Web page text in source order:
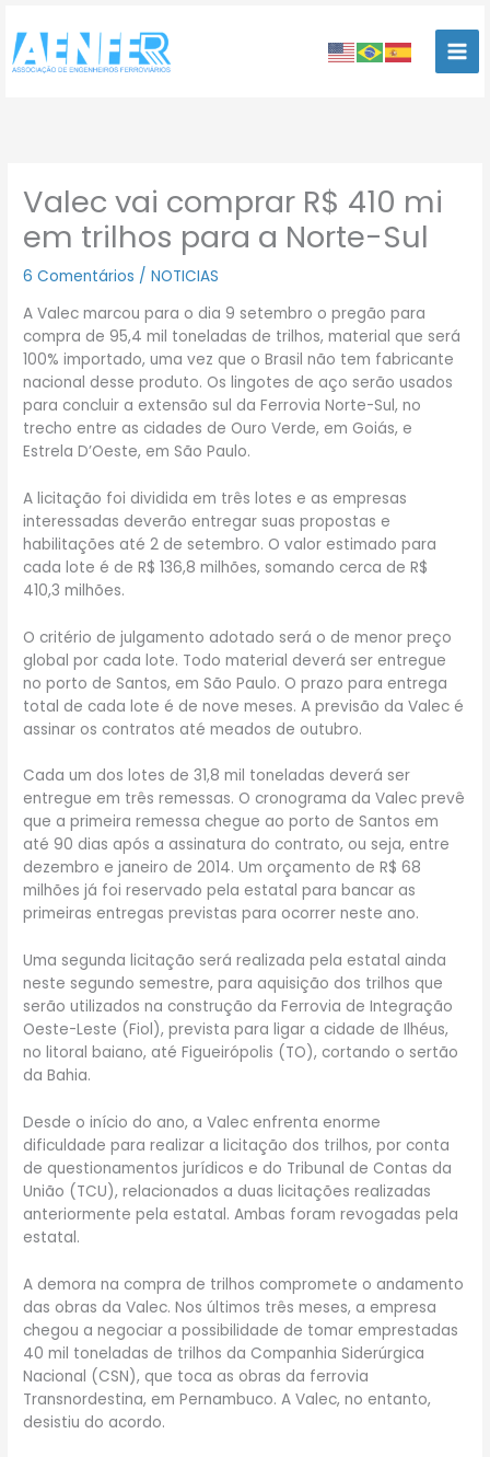
para
conteúdo
Valec vai comprar R$ 410 mi
em trilhos para a Norte-Sul
6 Comentários /NOTICIAS
A Valec marcou para o dia 9 setembro o pregão para
compra de 95,4 mil toneladas de trilhos, material que será
100% importado, uma vez que o Brasil não tem fabricante
nacional desse produto. Os lingotes de aço serão usados
para concluir a extensão sul da Ferrovia Norte-Sul, no
trecho entre as cidades de Ouro Verde, em Goiás, e
Estrela D’Oeste, em São Paulo.
A licitação foi dividida em três lotes e as empresas
interessadas deverão entregar suas propostas e
habilitações até 2 de setembro. O valor estimado para
cada lote é de R$ 136,8 milhões, somando cerca de R$
410,3 milhões.
O critério de julgamento adotado será o de menor preço
global por cada lote. Todo material deverá ser entregue
no porto de Santos, em São Paulo. O prazo para entrega
total de cada lote é de nove meses. A previsão da Valec é
assinar os contratos até meados de outubro.
Cada um dos lotes de 31,8 mil toneladas deverá ser
entregue em três remessas. O cronograma da Valec prevê
que a primeira remessa chegue ao porto de Santos em
até 90 dias após a assinatura do contrato, ou seja, entre
dezembro e janeiro de 2014. Um orçamento de R$ 68
milhões já foi reservado pela estatal para bancar as
primeiras entregas previstas para ocorrer neste ano.
Uma segunda licitação será realizada pela estatal ainda
neste segundo semestre, para aquisição dos trilhos que
serão utilizados na construção da Ferrovia de Integração
Oeste-Leste (Fiol), prevista para ligar a cidade de Ilhéus,
no litoral baiano, até Figueirópolis (TO), cortando o sertão
da Bahia.
Desde o início do ano, a Valec enfrenta enorme
dificuldade para realizar a licitação dos trilhos, por conta
de questionamentos jurídicos e do Tribunal de Contas da
União (TCU), relacionados a duas licitações realizadas
anteriormente pela estatal. Ambas foram revogadas pela
estatal.
A demora na compra de trilhos compromete o andamento
das obras da Valec. Nos últimos três meses, a empresa
chegou a negociar a possibilidade de tomar emprestadas
40 mil toneladas de trilhos da Companhia Siderúrgica
Nacional (CSN), que toca as obras da ferrovia
Transnordestina, em Pernambuco. A Valec, no entanto,
desistiu do acordo.